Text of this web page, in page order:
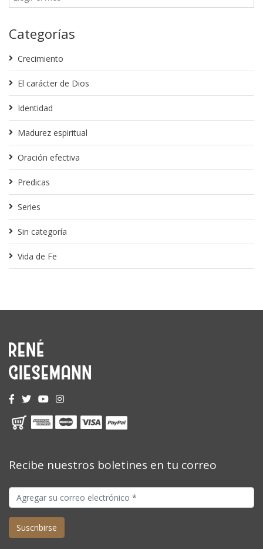
Categorías
Crecimiento
El carácter de Dios
Identidad
Madurez espiritual
Oración efectiva
Predicas
Series
Sin categoría
Vida de Fe
Recibe nuestros boletines en tu correo